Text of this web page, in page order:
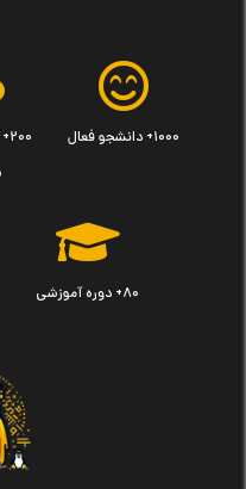
۱۰۰۰+ دانشجو فعال
۸۰+ دوره آموزشی